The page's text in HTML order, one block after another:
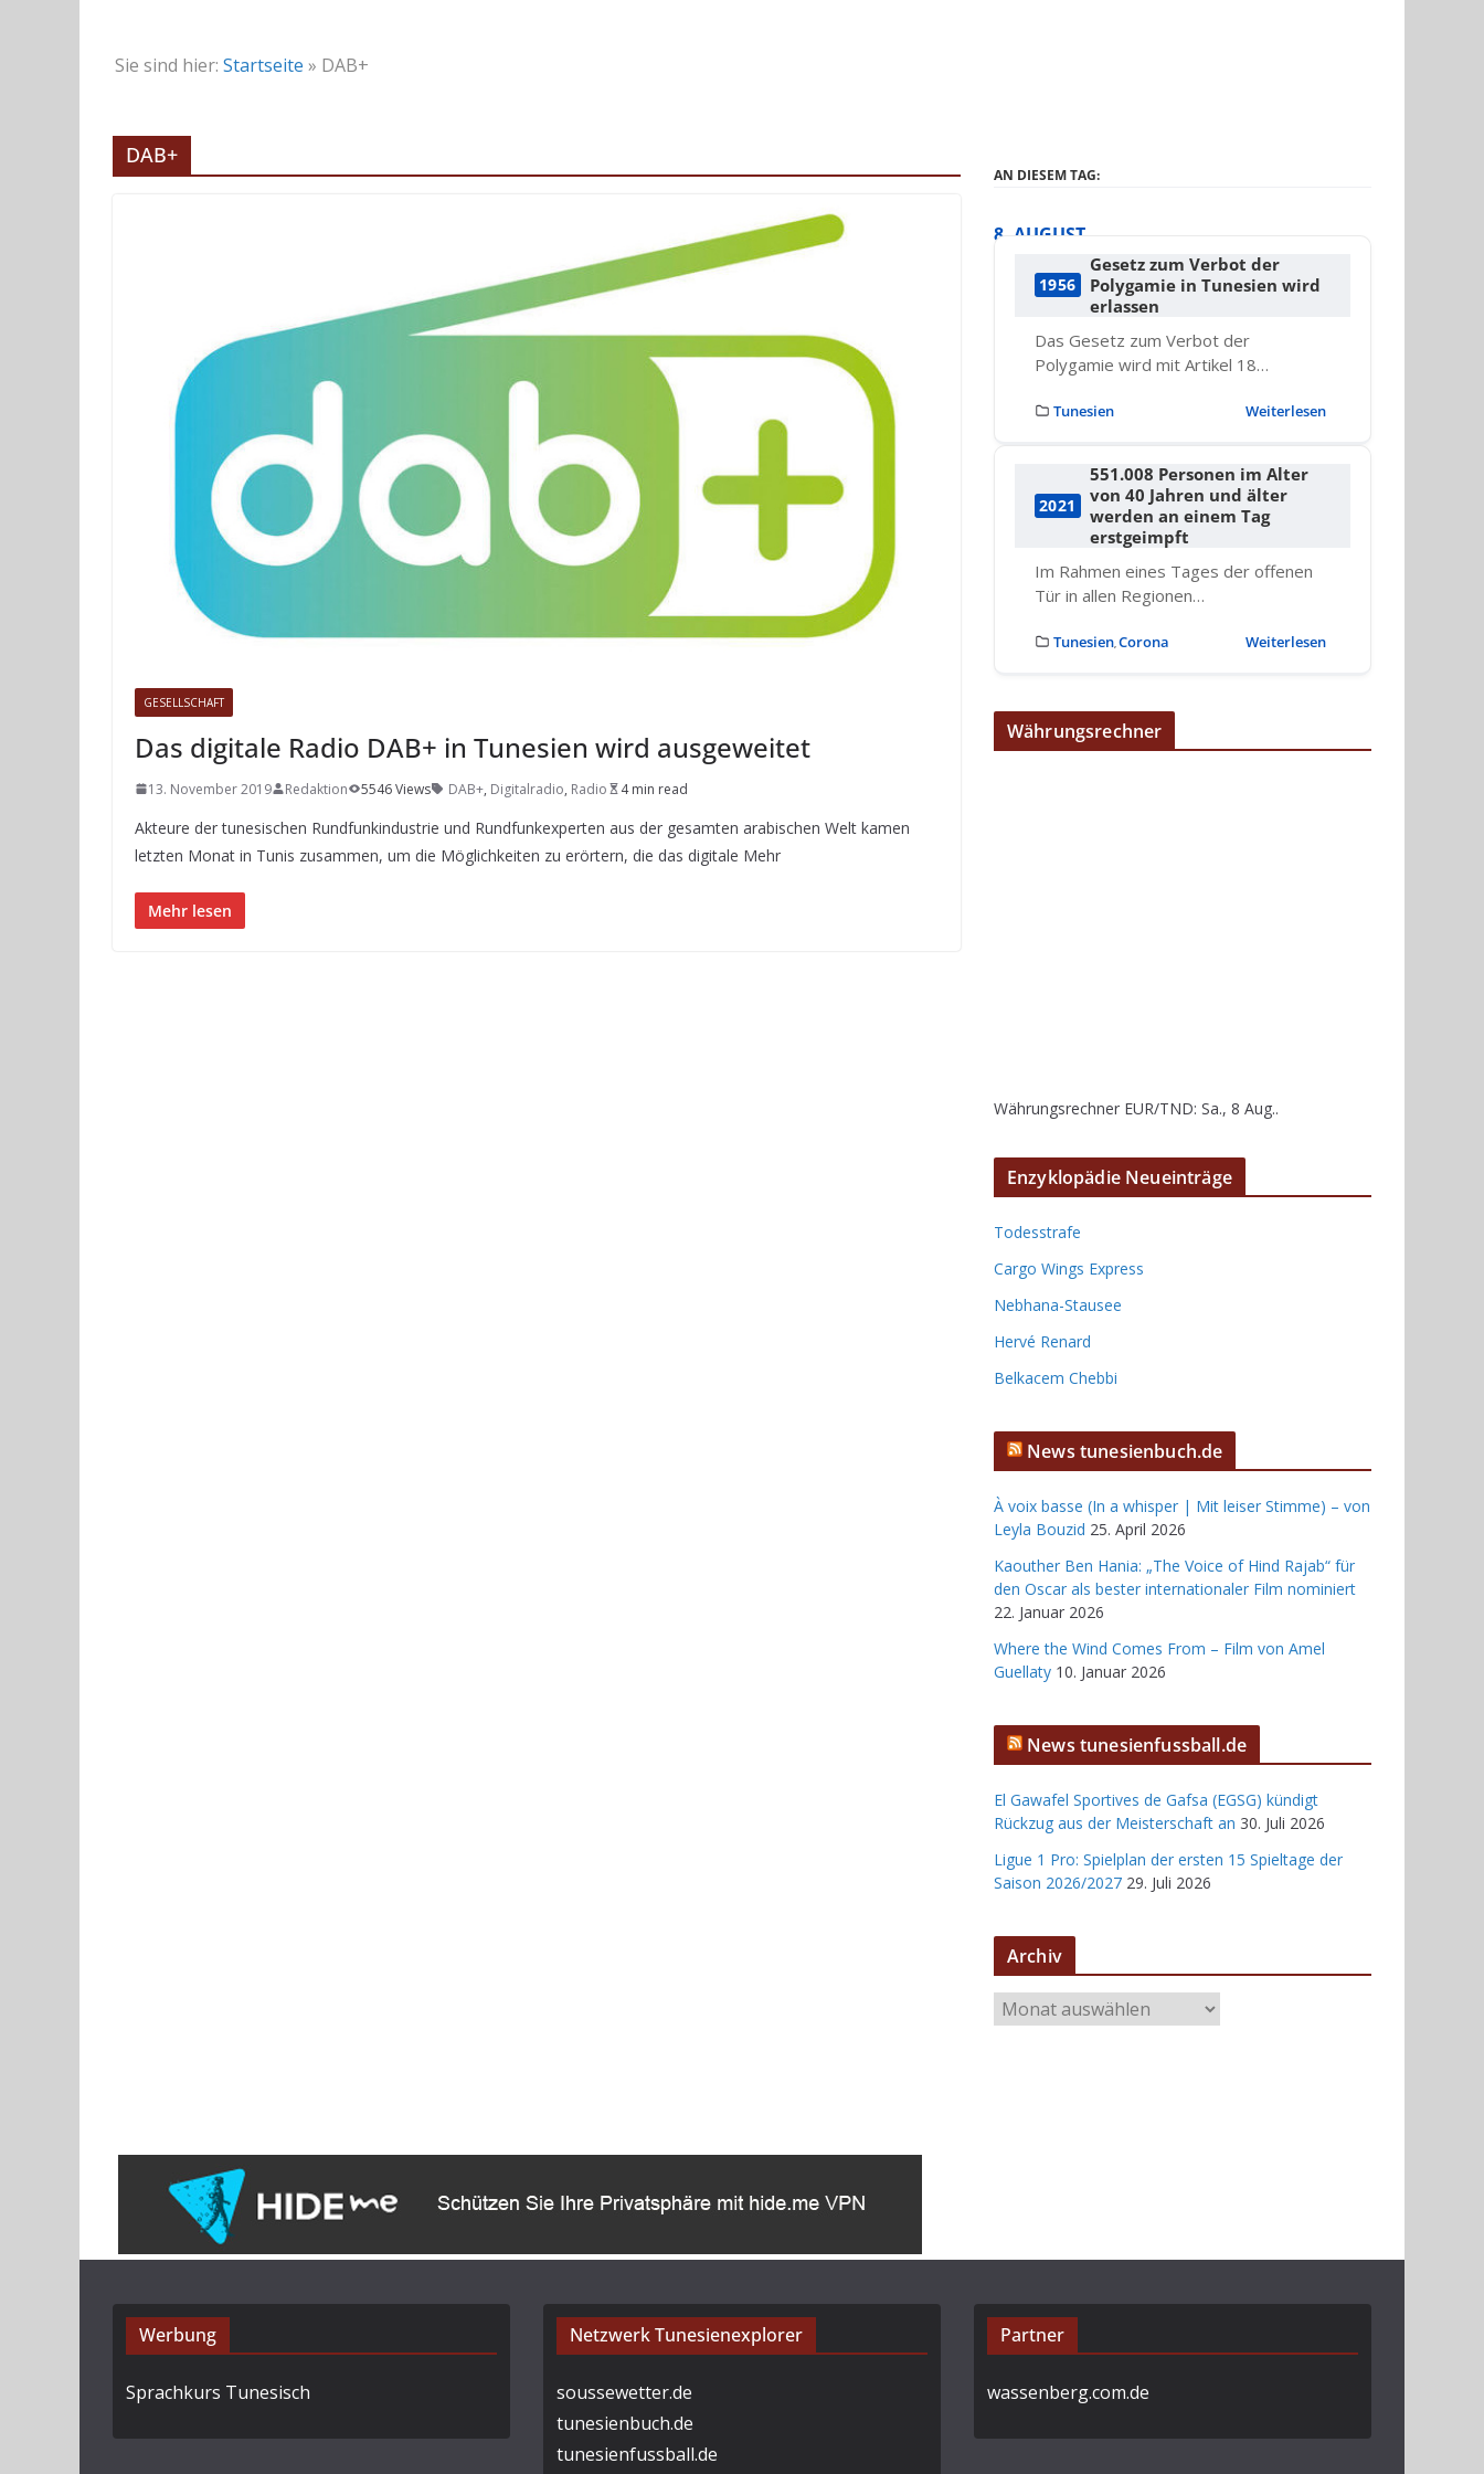
Sie sind hier: Startseite » DAB+
DAB+
GESELLSCHAFT
Das digitale Radio DAB+ in Tunesien wird ausgeweitet
13. November 2019 Redaktion 5546 Views DAB+, Digitalradio, Radio 4 min read
Akteure der tunesischen Rundfunkindustrie und Rundfunkexperten aus der gesamten arabischen Welt kamen
letzten Monat in Tunis zusammen, um die Möglichkeiten zu erörtern, die das digitale Mehr
Mehr lesen
AN DIESEM TAG:
8. AUGUST
1956
Gesetz zum Verbot der
Polygamie in Tunesien wird
erlassen
Das Gesetz zum Verbot der
Polygamie wird mit Artikel 18…
Tunesien Weiterlesen
2021
551.008 Personen im Alter
von 40 Jahren und älter
werden an einem Tag
erstgeimpft
Im Rahmen eines Tages der offenen
Tür in allen Regionen…
Tunesien Corona Weiterlesen
Währungsrechner
Währungsrechner EUR/TND: Sa., 8 Aug..
Enzyklopädie Neueinträge
Todesstrafe
Cargo Wings Express
Nebhana-Stausee
Hervé Renard
Belkacem Chebbi
News tunesienbuch.de
À voix basse (In a whisper | Mit leiser Stimme) – von
Leyla Bouzid 25. April 2026
Kaouther Ben Hania: „The Voice of Hind Rajab“ für
den Oscar als bester internationaler Film nominiert
22. Januar 2026
Where the Wind Comes From – Film von Amel
Guellaty 10. Januar 2026
News tunesienfussball.de
El Gawafel Sportives de Gafsa (EGSG) kündigt
Rückzug aus der Meisterschaft an 30. Juli 2026
Ligue 1 Pro: Spielplan der ersten 15 Spieltage der
Saison 2026/2027 29. Juli 2026
Archiv
r
Werbung
Sprachkurs Tunesisch
Netzwerk Tunesienexplorer
soussewetter.de
tunesienbuch.de
tunesienfussball.de
Partner
wassenberg.com.de